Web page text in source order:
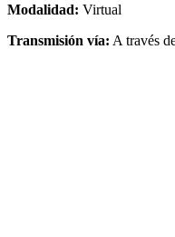
Modalidad: Virtual
Transmisión vía: A través